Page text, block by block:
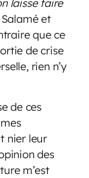
et
que ce
de crise
rien n’y
de ces
nier leur
des
m’est